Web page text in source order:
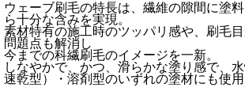
ウェーブ刷毛の特長は、繊維の隙間に塗
ら十分な含みを実現。
素材特有の施工時のツッパリ感や、刷毛
問題点も解消し
今までの科繊刷毛のイメージを一新。
しなやかで、かつ、滑らかな塗り感で、
速乾型）・溶剤型のいずれの塗材にも使用